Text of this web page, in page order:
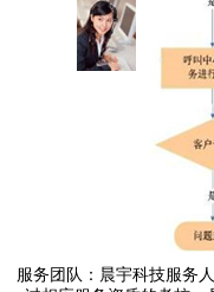
服务团队：晨宇科技服务